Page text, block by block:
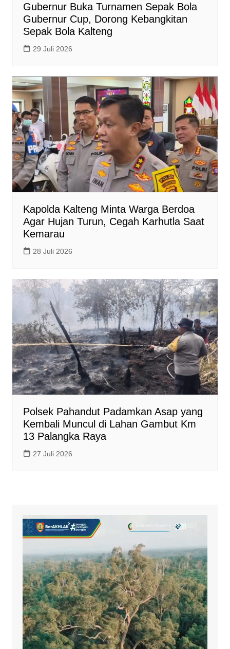
Gubernur Buka Turnamen Sepak Bola
Gubernur Cup, Dorong Kebangkitan
Sepak Bola Kalteng
29 Juli 2026
Kapolda Kalteng Minta Warga Berdoa
Agar Hujan Turun, Cegah Karhutla Saat
Kemarau
28 Juli 2026
Polsek Pahandut Padamkan Asap yang
Kembali Muncul di Lahan Gambut Km
13 Palangka Raya
27 Juli 2026